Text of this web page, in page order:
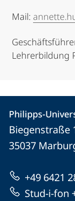
Mail:
Lehrerbildung
Kontakt
und
zur
Website
Philipps-
Universität
Philipps-
Biegenstraße
35037
+49 6421
Stud-i-fon